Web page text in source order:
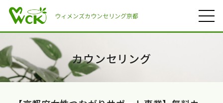
ウィメンズカウンセリング京都
カウンセリング